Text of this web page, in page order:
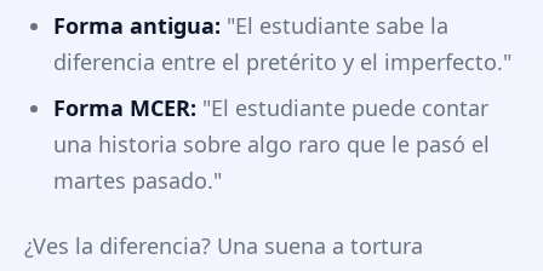
Forma antigua: "El estudiante sabe la
diferencia entre el pretérito y el imperfecto."
Forma MCER: "El estudiante puede contar
una historia sobre algo raro que le pasó el
martes pasado."
¿Ves la diferencia? Una suena a tortura